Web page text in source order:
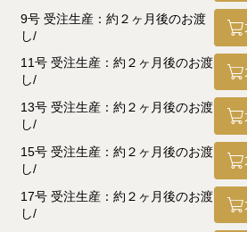
9号 受注生産：約２ヶ月後のお渡
し
11号 受注生産：約２ヶ月後のお渡
し
13号 受注生産：約２ヶ月後のお渡
し
15号 受注生産：約２ヶ月後のお渡
し
17号 受注生産：約２ヶ月後のお渡
し